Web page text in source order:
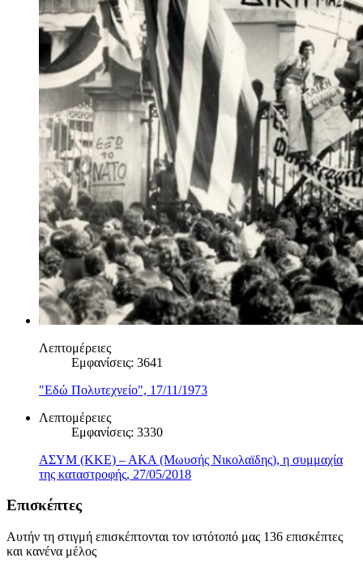
Λεπτομέρειες
Εμφανίσεις: 3641
"Εδώ Πολυτεχνείο", 17/11/1973
Λεπτομέρειες
Εμφανίσεις: 3330
ΑΣΥΜ (ΚΚΕ) – ΑΚΑ (Μωυσής Νικολαϊδης), η συμμαχία
της καταστροφής, 27/05/2018
Επισκέπτες
Αυτήν τη στιγμή επισκέπτονται τον ιστότοπό μας 136 επισκέπτες
και κανένα μέλος